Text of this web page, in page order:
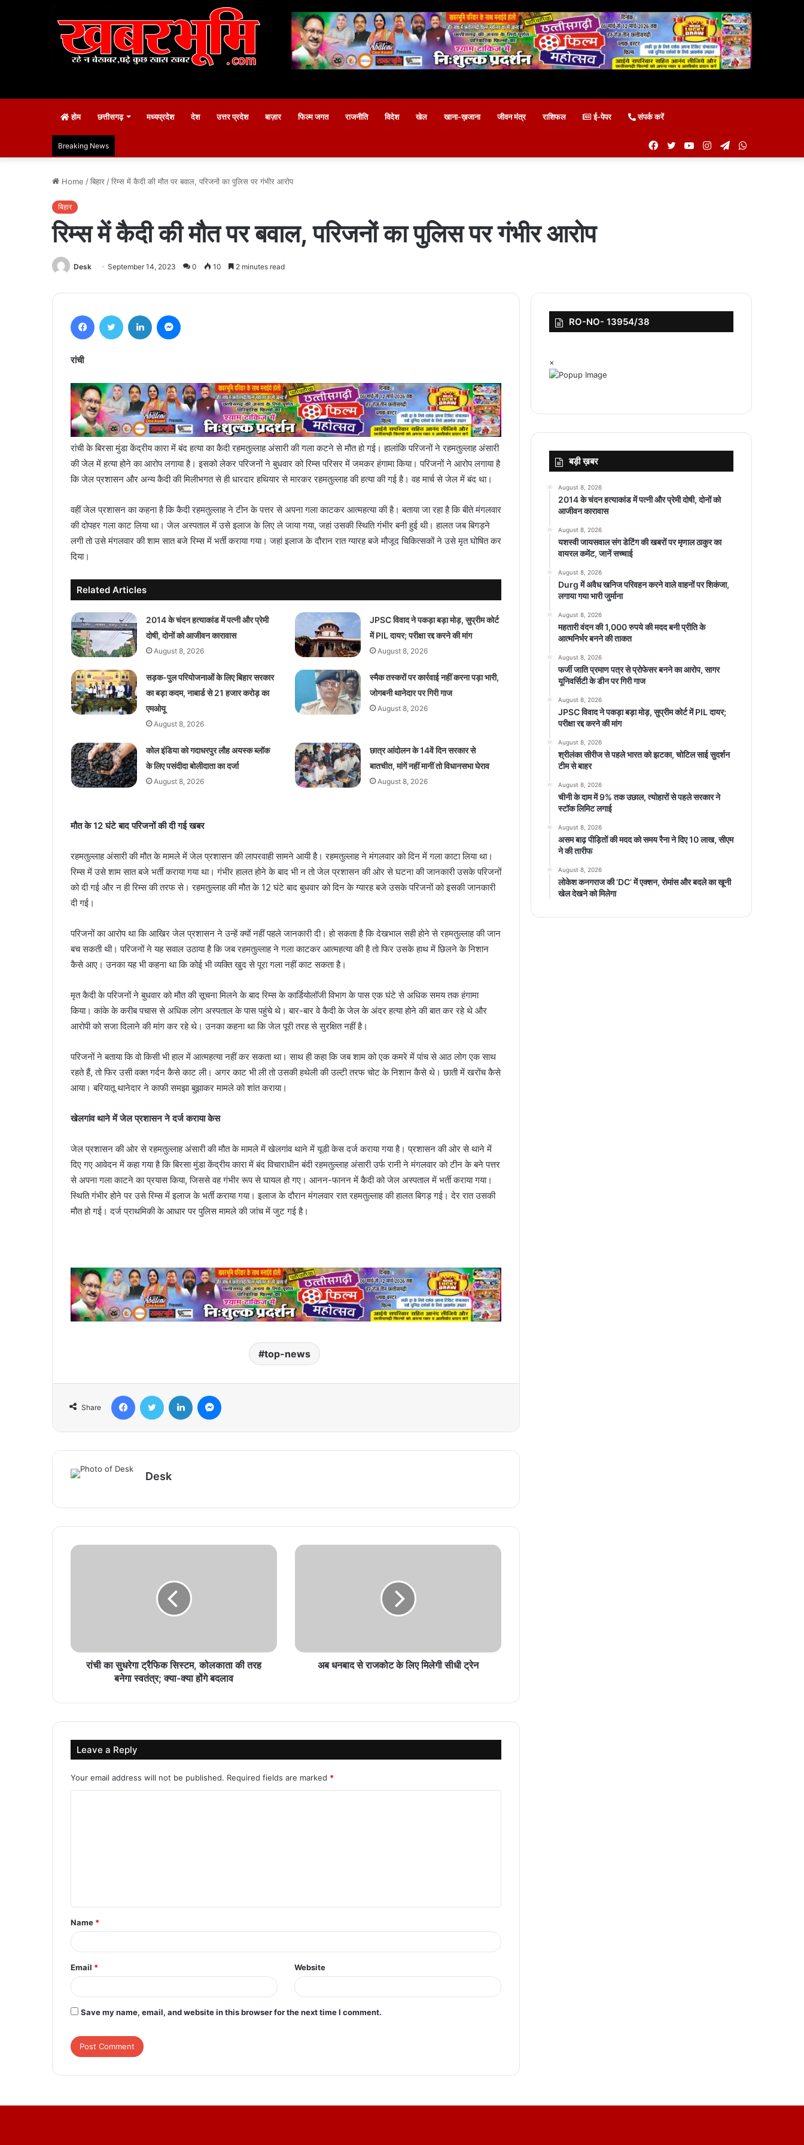
होम छत्तीसगढ़ मध्यप्रदेश देश उत्तर प्रदेश बाज़ार फिल्म जगत राजनीति विदेश खेल खाना-ख़जाना जीवन मंत्र राशिफल ई-पेपर संपर्क करें
Breaking News Telegram
Instagram
YouTube
Twitter
Facebook
Home /बिहार /रिम्स में कैदी की मौत पर बवाल, परिजनों का पुलिस पर गंभीर आरोप
बिहार
रिम्स में कैदी की मौत पर बवाल, परिजनों का पुलिस पर गंभीर आरोप
Desk September 14, 2023 0 10 2 minutes read
रांची
रांची के बिरसा मुंडा केंद्रीय कारा में बंद हत्या का कैदी रहमतुल्लाह अंसारी की गला कटने से मौत हो गई। हालांकि परिजनों ने रहमतुल्लाह अंसारी
की जेल में हत्या होने का आरोप लगाया है। इसको लेकर परिजनों ने बुधवार को रिम्स परिसर में जमकर हंगामा किया। परिजनों ने आरोप लगाया है
कि जेल प्रशासन और अन्य कैदी की मिलीभगत से ही धारदार हथियार से मारकर रहमतुल्लाह की हत्या की गई है। वह मार्च से जेल में बंद था।
वहीं जेल प्रशासन का कहना है कि कैदी रहमतुल्लाह ने टीन के पत्तर से अपना गला काटकर आत्महत्या की है। बताया जा रहा है कि बीते मंगलवार
की दोपहर गला काट लिया था। जेल अस्पताल में उसे इलाज के लिए ले जाया गया, जहां उसकी स्थिति गंभीर बनी हुई थी। हालत जब बिगड़ने
लगी तो उसे मंगलवार की शाम सात बजे रिम्स में भर्ती कराया गया। जहां इलाज के दौरान रात ग्यारह बजे मौजूद चिकित्सकों ने उसे मृत घोषित कर
दिया।
Related Articles
2014 के चंदन हत्याकांड में पत्नी और प्रेमी
दोषी, दोनों को आजीवन कारावास
August 8, 2026
JPSC विवाद ने पकड़ा बड़ा मोड़, सुप्रीम कोर्ट
में PIL दायर; परीक्षा रद्द करने की मांग
August 8, 2026
सड़क-पुल परियोजनाओं के लिए बिहार सरकार
का बड़ा कदम, नाबार्ड से 21 हजार करोड़ का
एमओयू
August 8, 2026
स्मैक तस्करों पर कार्रवाई नहीं करना पड़ा भारी,
जोगबनी थानेदार पर गिरी गाज
August 8, 2026
कोल इंडिया को गदाधरपुर लौह अयस्क ब्लॉक
के लिए पसंदीदा बोलीदाता का दर्जा
August 8, 2026
छात्र आंदोलन के 14वें दिन सरकार से
बातचीत, मांगें नहीं मानीं तो विधानसभा घेराव
August 8, 2026
मौत के 12 घंटे बाद परिजनों की दी गई खबर
रहमतुल्लाह अंसारी की मौत के मामले में जेल प्रशासन की लापरवाही सामने आयी है। रहमतुल्लाह ने मंगलवार को दिन में गला काटा लिया था।
रिम्स में उसे शाम सात बजे भर्ती कराया गया था। गंभीर हालत होने के बाद भी न तो जेल प्रशासन की ओर से घटना की जानकारी उसके परिजनों
को दी गई और न ही रिम्स की तरफ से। रहमतुल्लाह की मौत के 12 घंटे बाद बुधवार को दिन के ग्यारह बजे उसके परिजनों को इसकी जानकारी
दी गई।
परिजनों का आरोप था कि आखिर जेल प्रशासन ने उन्हें क्यों नहीं पहले जानकारी दी। हो सकता है कि देखभाल सही होने से रहमतुल्लाह की जान
बच सकती थी। परिजनों ने यह सवाल उठाया है कि जब रहमतुल्लाह ने गला काटकर आत्महत्या की है तो फिर उसके हाथ में छिलने के निशान
कैसे आए। उनका यह भी कहना था कि कोई भी व्यक्ति खुद से पूरा गला नहीं काट सकता है।
मृत कैदी के परिजनों ने बुधवार को मौत की सूचना मिलने के बाद रिम्स के कार्डियोलॉजी विभाग के पास एक घंटे से अधिक समय तक हंगामा
किया। कांके के करीब पचास से अधिक लोग अस्पताल के पास पहुंचे थे। बार-बार वे कैदी के जेल के अंदर हत्या होने की बात कर रहे थे और
आरोपी को सजा दिलाने की मांग कर रहे थे। उनका कहना था कि जेल पूरी तरह से सुरक्षित नहीं है।
परिजनों ने बताया कि वो किसी भी हाल में आत्महत्या नहीं कर सकता था। साथ ही कहा कि जब शाम को एक कमरे में पांच से आठ लोग एक साथ
रहते हैं, तो फिर उसी वक्त गर्दन कैसे काट ली। अगर काट भी ली तो उसकी हथेली की उल्टी तरफ चोट के निशान कैसे थे। छाती में खरोंच कैसे
आया। बरियातू थानेदार ने काफी समझा बुझाकर मामले को शांत कराया।
खेलगांव थाने में जेल प्रशासन ने दर्ज कराया केस
जेल प्रशासन की ओर से रहमतुल्लाह अंसारी की मौत के मामले में खेलगांव थाने में यूडी केस दर्ज कराया गया है। प्रशासन की ओर से थाने में
दिए गए आवेदन में कहा गया है कि बिरसा मुंडा केंद्रीय कारा में बंद विचाराधीन बंदी रहमतुल्लाह अंसारी उर्फ रानी ने मंगलवार को टीन के बने पत्तर
से अपना गला काटने का प्रयास किया, जिससे वह गंभीर रूप से घायल हो गए। आनन-फानन में कैदी को जेल अस्पताल में भर्ती कराया गया।
स्थिति गंभीर होने पर उसे रिम्स में इलाज के भर्ती कराया गया। इलाज के दौरान मंगलवार रात रहमतुल्लाह की हालत बिगड़ गई। देर रात उसकी
मौत हो गई। दर्ज प्राथमिकी के आधार पर पुलिस मामले की जांच में जुट गई है।
top-news
Share
Desk
रांची का सुधरेगा ट्रैफिक सिस्टम, कोलकाता की तरह
बनेगा स्वतंत्र; क्या-क्या होंगे बदलाव
अब धनबाद से राजकोट के लिए मिलेगी सीधी ट्रेन
Leave a Reply
Your email address will not be published. Required fields are marked *
t
*
Name *
Email * Website
Save my name, email, and website in this browser for the next time I comment.
RO-NO- 13954/38
×
बड़ी ख़बर
August 8, 2026
2014 के चंदन हत्याकांड में पत्नी और प्रेमी दोषी, दोनों को
आजीवन कारावास
August 8, 2026
यशस्वी जायसवाल संग डेटिंग की खबरों पर मृणाल ठाकुर का
वायरल कमेंट, जानें सच्चाई
August 8, 2026
Durg में अवैध खनिज परिवहन करने वाले वाहनों पर शिकंजा,
लगाया गया भारी जुर्माना
August 8, 2026
महतारी वंदन की 1,000 रुपये की मदद बनी प्रीति के
आत्मनिर्भर बनने की ताकत
August 8, 2026
फर्जी जाति प्रमाण पत्र से प्रोफेसर बनने का आरोप, सागर
यूनिवर्सिटी के डीन पर गिरी गाज
August 8, 2026
JPSC विवाद ने पकड़ा बड़ा मोड़, सुप्रीम कोर्ट में PIL दायर;
परीक्षा रद्द करने की मांग
August 8, 2026
श्रीलंका सीरीज से पहले भारत को झटका, चोटिल साई सुदर्शन
टीम से बाहर
August 8, 2026
चीनी के दाम में 9% तक उछाल, त्योहारों से पहले सरकार ने
स्टॉक लिमिट लगाई
August 8, 2026
असम बाढ़ पीड़ितों की मदद को समय रैना ने दिए 10 लाख, सीएम
ने की तारीफ
August 8, 2026
लोकेश कनगराज की ‘DC’ में एक्शन, रोमांस और बदले का खूनी
खेल देखने को मिलेगा